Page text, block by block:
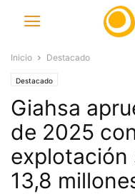
Inicio Destacado
Destacado
Giahsa
de 2025
explotación
13,8